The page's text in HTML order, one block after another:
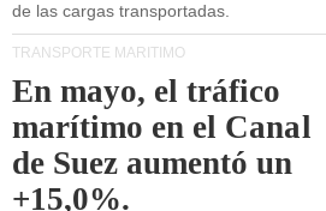
de las cargas transportadas.
TRANSPORTE MARÍTIMO
En mayo, el tráfico
marítimo en el Canal
de Suez aumentó un
+15,0%.